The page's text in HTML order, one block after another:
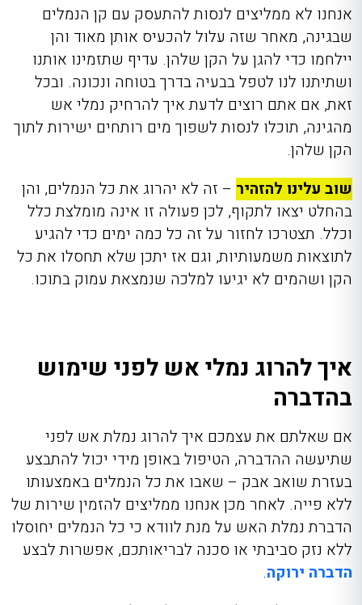
אנחנו לא ממליצים לנסות להתעסק עם קן הנמלים
שבגינה, מאחר שזה עלול להכעיס אותן מאוד והן
יילחמו כדי להגן על הקן שלהן. עדיף שתזמינו אותנו
ושתיתנו לנו לטפל בבעיה בדרך בטוחה ונכונה. ובכל
זאת, אם אתם רוצים לדעת איך להרחיק נמלי אש
מהגינה, תוכלו לנסות לשפוך מים רותחים ישירות לתוך
הקן שלהן.
שוב עלינו להזהיר – זה לא יהרוג את כל הנמלים, והן
בהחלט יצאו לתקוף, לכן פעולה זו אינה מומלצת כלל
וכלל. תצטרכו לחזור על זה כל כמה ימים כדי להגיע
לתוצאות משמעותיות, וגם אז יתכן שלא תחסלו את כל
הקן ושהמים לא יגיעו למלכה שנמצאת עמוק בתוכו.
איך להרוג נמלי אש לפני שימוש
בהדברה
אם שאלתם את עצמכם איך להרוג נמלת אש לפני
שתיעשה ההדברה, הטיפול באופן מידי יכול להתבצע
בעזרת שואב אבק – שאבו את כל הנמלים באמצעותו
ללא פייה. לאחר מכן אנחנו ממליצים להזמין שירות של
הדברת נמלת האש על מנת לוודא כי כל הנמלים יחוסלו
ללא נזק סביבתי או סכנה לבריאותכם, אפשרות לבצע
הדברה ירוקה.